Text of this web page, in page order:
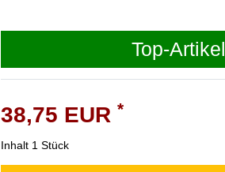
Top-Artikel
38,75 EUR *
Inhalt 1 Stück